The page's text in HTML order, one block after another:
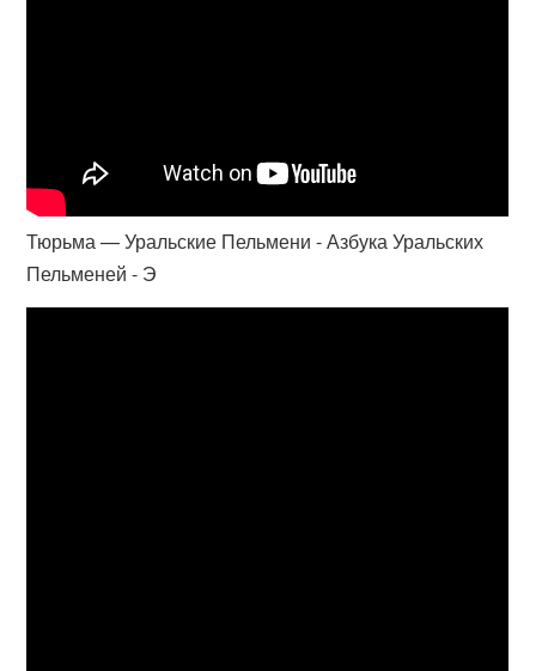
Тюрьма — Уральские Пельмени - Азбука Уральских
Пельменей - Э